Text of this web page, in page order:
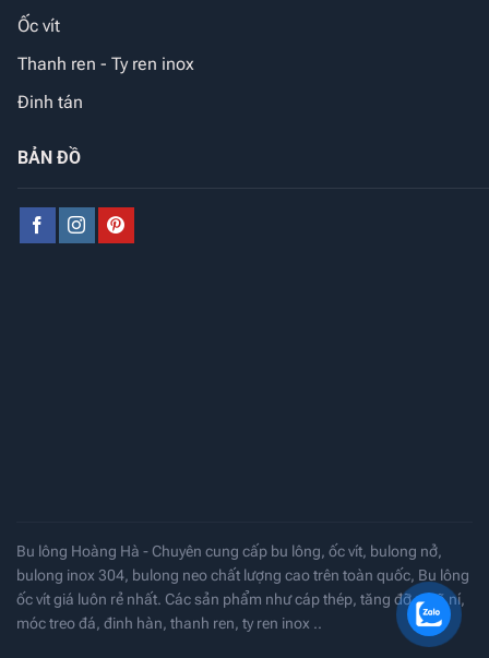
Ốc vít
Thanh ren - Ty ren inox
Đinh tán
BẢN ĐỒ
Bu lông Hoàng Hà - Chuyên cung cấp bu lông, ốc vít, bulong nở,
bulong inox 304, bulong neo chất lượng cao trên toàn quốc, Bu lông
ốc vít giá luôn rẻ nhất. Các sản phẩm như cáp thép, tăng đỡ - mã ní,
móc treo đá, đinh hàn, thanh ren, ty ren inox ..